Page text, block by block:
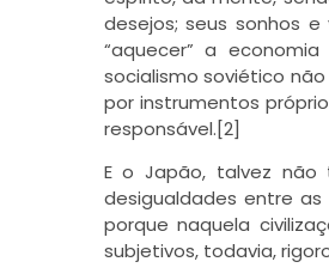
desejos; seus sonhos
“aquecer” a
socialismo soviético
por instrumentos
responsável.[2]
E o Japão, talvez
desigualdades entre
porque naquela
subjetivos, todavia,